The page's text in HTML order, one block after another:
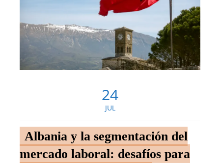
24
JUL
Albania y la segmentación del
mercado laboral: desafíos para